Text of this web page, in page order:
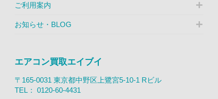
ご利用案内
お知らせ・BLOG
エアコン買取エイブイ
〒165-0031 東京都中野区上鷺宮5-10-1 Rビル
TEL： 0120-60-4431